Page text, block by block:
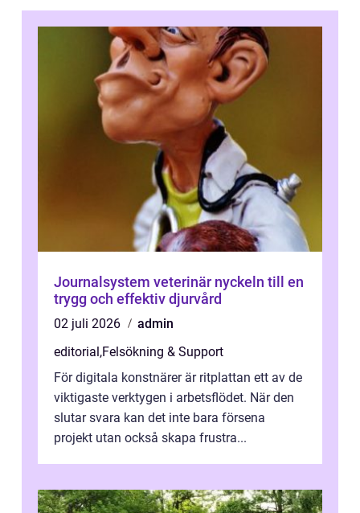
Journalsystem veterinär nyckeln till en
trygg och effektiv djurvård
02 juli 2026
admin
editorial,Felsökning & Support
För digitala konstnärer är ritplattan ett av de
viktigaste verktygen i arbetsflödet. När den
slutar svara kan det inte bara försena
projekt utan också skapa frustra...